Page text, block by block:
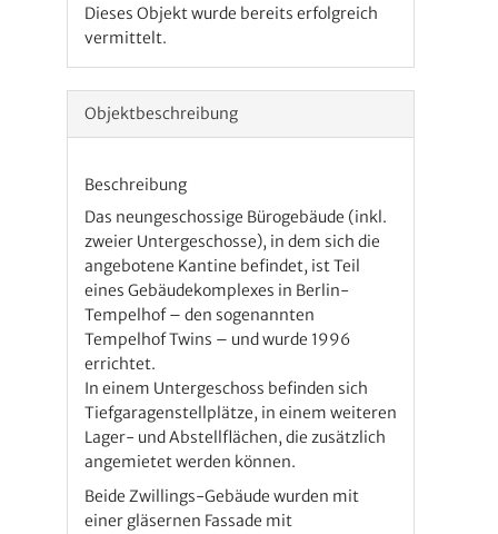
Dieses Objekt wurde bereits erfolgreich
vermittelt.
Objekt­beschreibung
Beschreibung
Das neungeschossige Bürogebäude (inkl.
zweier Untergeschosse), in dem sich die
angebotene Kantine befindet, ist Teil
eines Gebäudekomplexes in Berlin-
Tempelhof – den sogenannten
Tempelhof Twins – und wurde 1996
errichtet.
In einem Untergeschoss befinden sich
Tiefgaragenstellplätze, in einem weiteren
Lager- und Abstellflächen, die zusätzlich
angemietet werden können.
Beide Zwillings-Gebäude wurden mit
einer gläsernen Fassade mit